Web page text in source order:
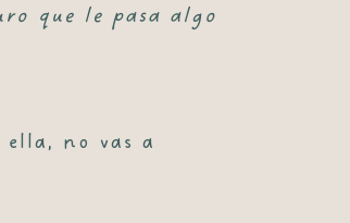
que le pasa algo
no vas a